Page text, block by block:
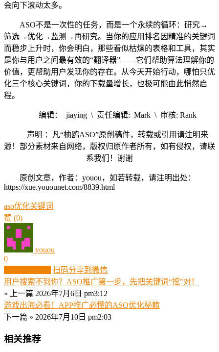
会向下滚动太多。
ASO不是一次性的任务，而是一个永续的循环：研究→
筛选→优化→监测→再研究。当你的应用排名因精准的关键词
而稳步上升时，你会明白，那些看似枯燥的表格和工具，其实
是你与用户之间最有效的“翻译器”——它们帮助算法理解你的
价值，更帮助用户发现你的存在。从今天开始行动，哪怕只优
化三个核心关键词，你的下载量增长，也极可能由此悄然启
程。
编辑： jiaying \ 责任编辑: Mark \ 审核: Rank
声明 ：凡“柚鸥ASO”原创稿件，转载或引用请注明来
源！部分素材来自网络，版权归原作者所有，如有侵权，请联
系我们！谢谢
原创文章，作者：youou，如若转载，请注明出处：
https://xue.youounet.com/8839.html
aso优化关键词
赞 (0)
youou
0
扫码分享到微信
用户搜索不到你？ASO推广第一步，先把关键词“挖”对！
« 上一篇 2026年7月6日 pm3:12
游戏出海必看！APP推广必懂的ASO优化秘籍
下一篇 » 2026年7月10日 pm2:03
相关推荐